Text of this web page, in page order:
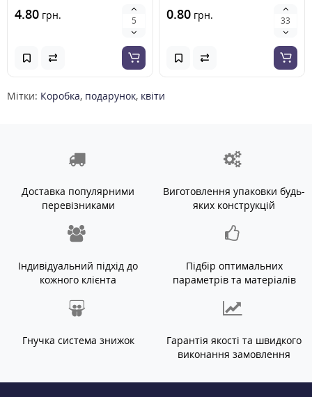
4.80 грн. 0.80 грн.
Мітки: Коробка, подарунок, квіти
Доставка популярними
перевізниками
Виготовлення упаковки будь-
яких конструкцій
Індивідуальний підхід до
кожного клієнта
Підбір оптимальних
параметрів та матеріалів
Гнучка система знижок
Гарантія якості та швидкого
виконання замовлення